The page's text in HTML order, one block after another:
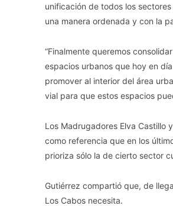
unificación de todos los
una manera ordenada y con la
“Finalmente queremos
espacios urbanos que hoy en
promover al interior del área
vial para que estos espacios
Los Madrugadores Elva Castillo
como referencia que en los
prioriza sólo la de cierto sector
Gutiérrez compartió que, de
Los Cabos necesita.